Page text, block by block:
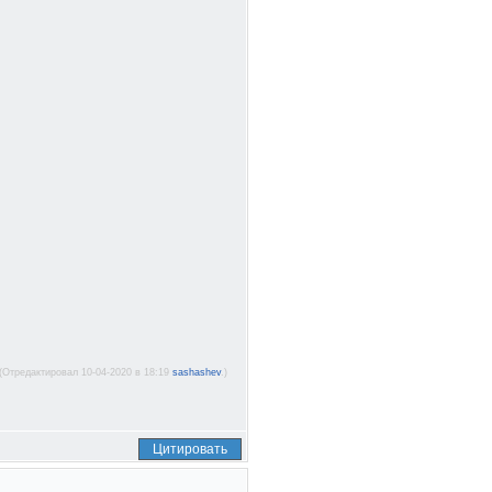
(Отредактировал 10-04-2020 в 18:19 sashashev.)
Цитировать